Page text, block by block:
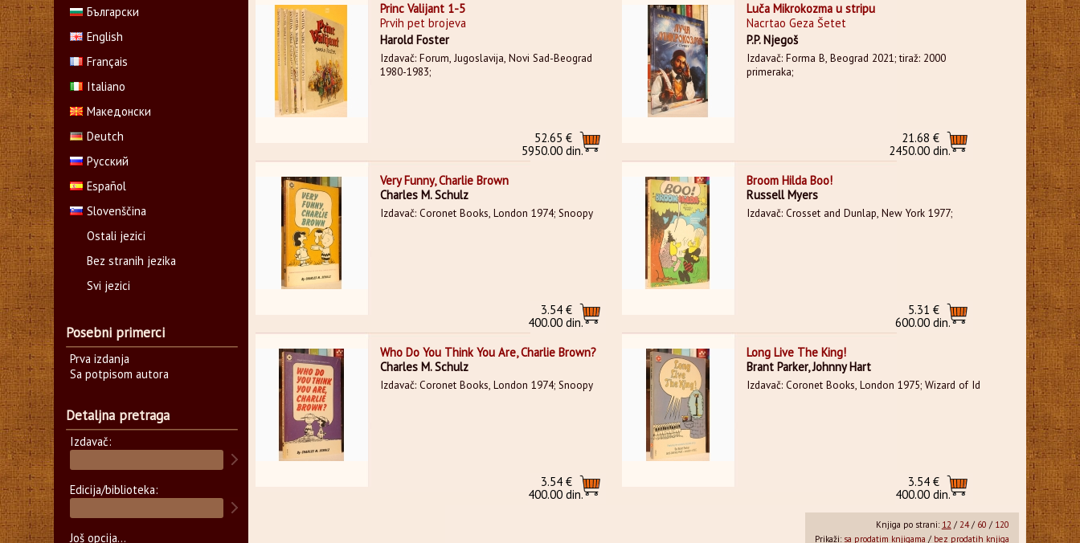
Princ Valijant 1-5
Prvih pet brojeva
Harold Foster
Izdavač: Forum, Jugoslavija, Novi Sad-Beograd
1980-1983;
52.65 €
5950.00 din.
Luča Mikrokozma u stripu
Nacrtao Geza Šetet
P.P. Njegoš
Izdavač: Forma B, Beograd 2021; tiraž: 2000
primeraka;
21.68 €
2450.00 din.
Very Funny, Charlie Brown
Charles M. Schulz
Izdavač: Coronet Books, London 1974; Snoopy
3.54 €
400.00 din.
Broom Hilda Boo!
Russell Myers
Izdavač: Crosset and Dunlap, New York 1977;
5.31 €
600.00 din.
Who Do You Think You Are, Charlie Brown?
Charles M. Schulz
Izdavač: Coronet Books, London 1974; Snoopy
3.54 €
400.00 din.
Long Live The King!
Brant Parker, Johnny Hart
Izdavač: Coronet Books, London 1975; Wizard of Id
3.54 €
400.00 din.
Knjiga po strani: 12 / 24/ 60 / 120
Prikaži: sa prodatim knjigama / bez prodatih knjiga
Български
English
Français
Italiano
Македонски
Deutch
Русский
Español
Slovenščina
Ostali jezici
Bez stranih jezika
Svi jezici
Posebni primerci
Prva izdanja
Sa potpisom autora
Detaljna pretraga
Izdavač:
Edicija/biblioteka:
Još opcija...